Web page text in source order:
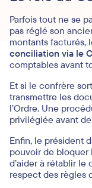
Parfois tout ne se
pas réglé son
montants facturés,
conciliation via le
comptables avant
Et si le confrère
transmettre les
l’Ordre. Une
privilégiée avant
Enfin, le président
pouvoir de bloquer
d’aider à rétablir
respect des règles